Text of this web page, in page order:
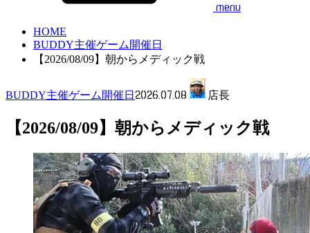
menu
HOME
BUDDY主催ゲーム開催日
【2026/08/09】朝からメディック戦
BUDDY主催ゲーム開催日 2026.07.08 店長
【2026/08/09】朝からメディック戦